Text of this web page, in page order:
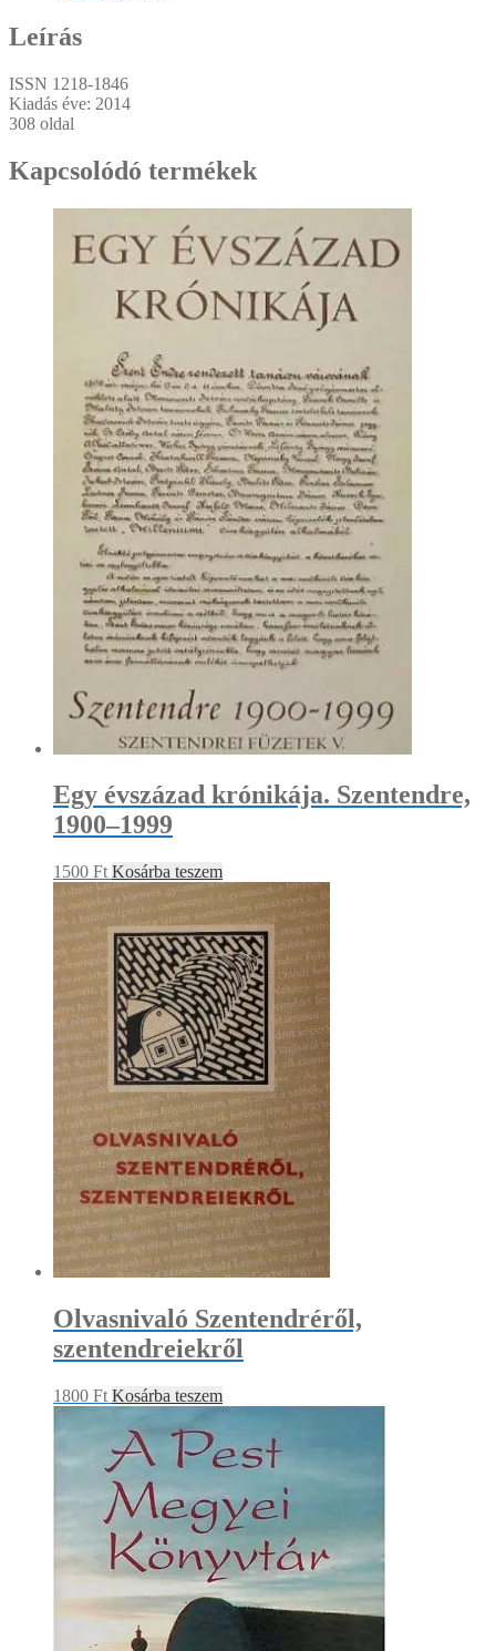
Leírás
ISSN 1218-1846
Kiadás éve: 2014
308 oldal
Kapcsolódó termékek
Egy évszázad krónikája. Szentendre,
1900–1999
1500 Ft Kosárba teszem
Olvasnivaló Szentendréről,
szentendreiekről
1800 Ft Kosárba teszem